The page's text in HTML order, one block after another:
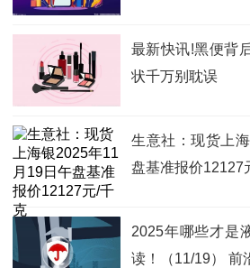
最新快讯!黑便背
状千万别耽误
生意社：现货上
盘基准报价12127
2025年哪些才是
读！（11/19） 前